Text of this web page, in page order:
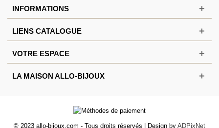
INFORMATIONS
LIENS CATALOGUE
VOTRE ESPACE
LA MAISON ALLO-BIJOUX
© 2023 allo-bijoux.com - Tous droits réservés | Design by ADPixNet